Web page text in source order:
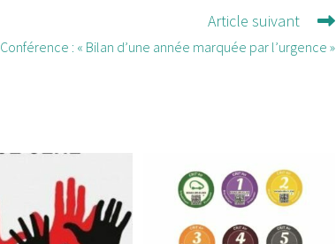
Article suivant
Conférence : « Bilan d’une année marquée par l’urgence »